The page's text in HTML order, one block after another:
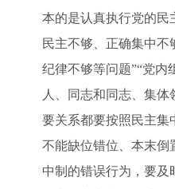
本的是认真执行党的民
民主不够、正确集中
纪律不够等问题”“党内
人、同志和同志、集
要关系都要按照民主集
不能缺位错位、本末倒
中制的错误行为，要及